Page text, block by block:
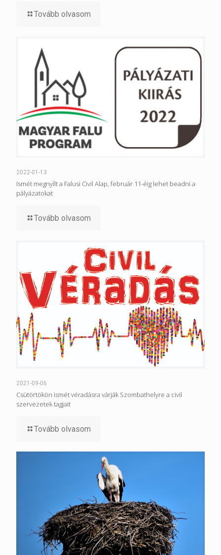
Tovább olvasom
2022-01-13
Ismét megnyílt a Falusi Civil Alap, február 11-éig lehet beadni a
pályázatokat
Tovább olvasom
2021-09-06
Csütörtökön ismét véradásra várják Szombathelyre a civil
szervezetek tagjait
Tovább olvasom